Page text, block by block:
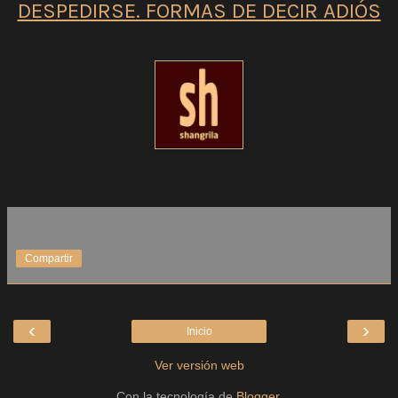
DESPEDIRSE. FORMAS DE DECIR ADIÓS
Compartir
‹ ›
Inicio
Ver versión web